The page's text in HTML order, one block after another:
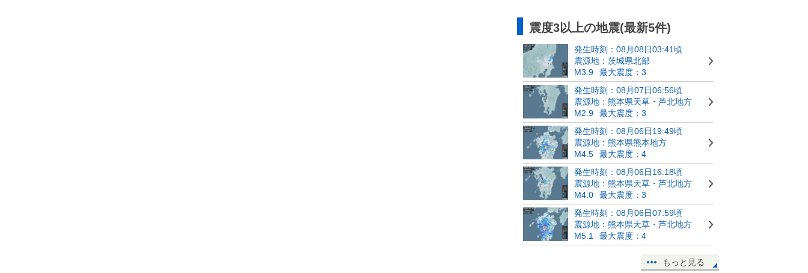
震度3以上の地震(最新5件)
発生時刻：08月08日03:41頃
震源地：茨城県北部
M3.9
最大震度：3
発生時刻：08月07日06:56頃
震源地：熊本県天草・芦北地方
M2.9
最大震度：3
発生時刻：08月06日19:49頃
震源地：熊本県熊本地方
M4.5
最大震度：4
発生時刻：08月06日16:18頃
震源地：熊本県天草・芦北地方
M4.0
最大震度：3
発生時刻：08月06日07:59頃
震源地：熊本県天草・芦北地方
M5.1
最大震度：4
もっと見る